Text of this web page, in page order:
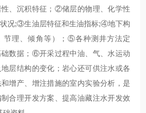
、沉积特征；②储层的物理、化学性
况;③生油层特征和生油指标;④地下构
节理、倾角等）；⑤各种测井方法定
数据；⑥开采过程中油、气、水运动
层结构的变化；岩心还可供注水或各
增产、增注措施的室内实验分析，是
合理开发方案、提高油藏注水开发效